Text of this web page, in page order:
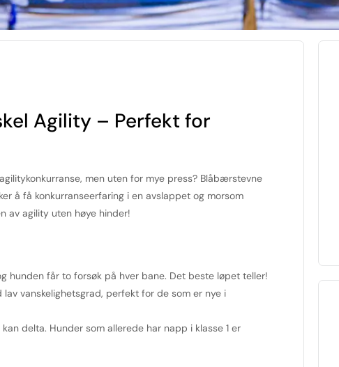
Agility – Perfekt for
men uten for mye press? Blåbærstevne
å få konkurranseerfaring i en avslappet og morsom
av agility uten høye hinder!
hunden får to forsøk på hver bane. Det beste løpet teller!
vanskelighetsgrad, perfekt for de som er nye i
delta. Hunder som allerede har napp i klasse 1 er